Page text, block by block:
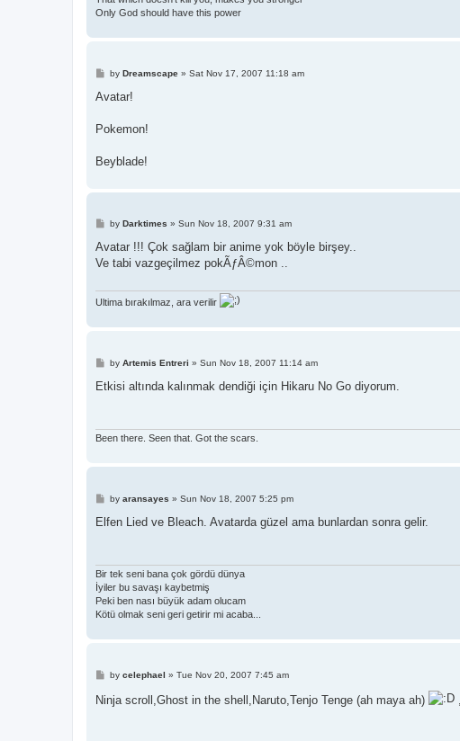
Only God should have this power
P
s
by Dreamscape» Sat Nov 17, 2007 11:18 am
Avatar!
Pokemon!
Beyblade!
P
s
by Darktimes » Sun Nov 18, 2007 9:31 am
Avatar !!! Çok sağlam bir anime yok böyle birşey..
Ve tabi vazgeçilmez pokÃƒÂ©mon ..
Ultima bırakılmaz, ara verilir
P
s
by Artemis Entreri » Sun Nov 18, 2007 11:14 am
Etkisi altında kalınmak dendiği için Hikaru No Go diyorum.
Been there. Seen that. Got the scars.
P
s
by aransayes » Sun Nov 18, 2007 5:25 pm
Elfen Lied ve Bleach. Avatarda güzel ama bunlardan sonra gelir.
Bir tek seni bana çok gördü dünya
İyiler bu savaşı kaybetmiş
Peki ben nası büyük adam olucam
Kötü olmak seni geri getirir mi acaba...
P
t
by celephael » Tue Nov 20, 2007 7:45 am
Ninja scroll,Ghost in the shell,Naruto,Tenjo Tenge (ah maya ah)